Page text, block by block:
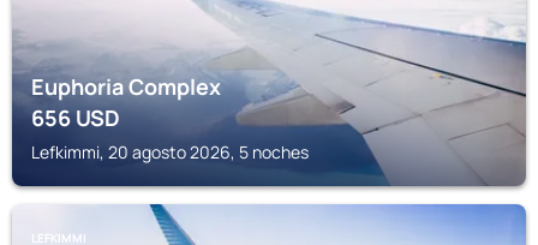
Euphoria Complex
656USD
Lefkimmi, 20 agosto 2026, 5 noches
LEFKIMMI